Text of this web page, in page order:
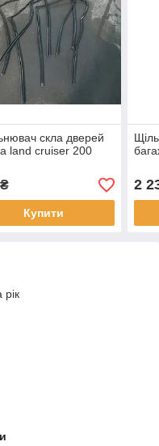
скла дверей
land cruiser 200
Купити
2
рік